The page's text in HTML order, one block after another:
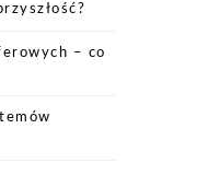
– co